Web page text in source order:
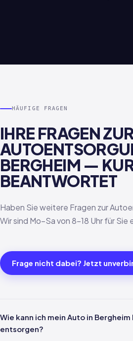
HÄUFIGE FRAGEN
IHRE FRAGEN
BERGHEIM —
BEANTWORTET
Haben Sie weitere Fragen zur
Wir sind Mo–Sa von 8–18 Uhr für Sie
Frage nicht dabei? Jetzt
Wie kann ich mein Auto in
entsorgen?